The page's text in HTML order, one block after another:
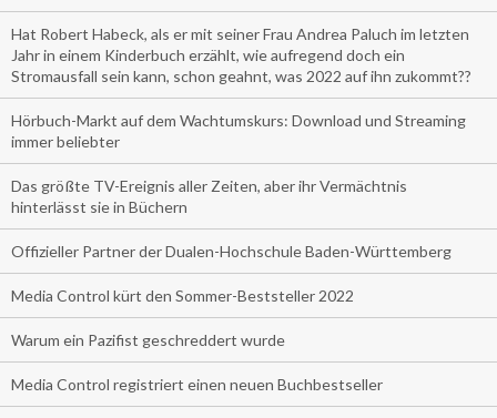
Hat Robert Habeck, als er mit seiner Frau Andrea Paluch im letzten
Jahr in einem Kinderbuch erzählt, wie aufregend doch ein
Stromausfall sein kann, schon geahnt, was 2022 auf ihn zukommt??
Hörbuch-Markt auf dem Wachtumskurs: Download und Streaming
immer beliebter
Das größte TV-Ereignis aller Zeiten, aber ihr Vermächtnis
hinterlässt sie in Büchern
Offizieller Partner der Dualen-Hochschule Baden-Württemberg
Media Control kürt den Sommer-Beststeller 2022
Warum ein Pazifist geschreddert wurde
Media Control registriert einen neuen Buchbestseller